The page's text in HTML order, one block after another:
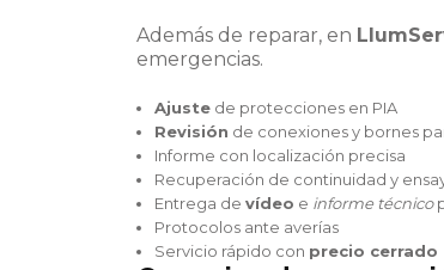
Además de reparar, en
emergencias.
Ajuste de protecciones en PIA
Revisión de conexiones y bornes
Informe con localización precisa
Recuperación de continuidad y
Entrega de vídeo e informe técnico
Protocolos ante averías
Servicio rápido con precio cerrado